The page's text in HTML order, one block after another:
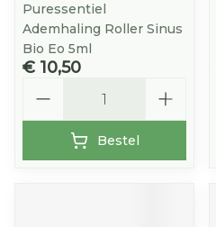
Puressentiel
Ademhaling Roller Sinus
Bio Eo 5ml
€ 10,50
Bestel